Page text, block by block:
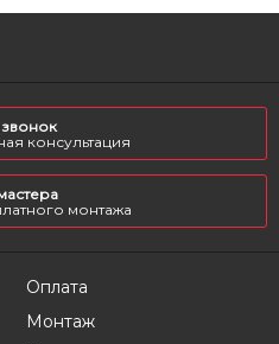
звонок
консультация
монтажа
Оплата
Монтаж